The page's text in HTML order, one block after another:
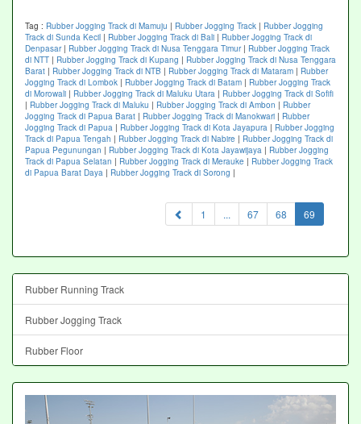
Tag : Rubber Jogging Track di Mamuju | Rubber Jogging Track | Rubber Jogging
Track di Sunda Kecil | Rubber Jogging Track di Bali | Rubber Jogging Track di
Denpasar| Rubber Jogging Track di Nusa Tenggara Timur| Rubber Jogging Track
di NTT | Rubber Jogging Track di Kupang | Rubber Jogging Track di Nusa Tenggara
Barat | Rubber Jogging Track di NTB | Rubber Jogging Track di Mataram | Rubber
Jogging Track di Lombok | Rubber Jogging Track di Batam | Rubber Jogging Track
di Morowali | Rubber Jogging Track di Maluku Utara | Rubber Jogging Track di Sofifi
| Rubber Jogging Track di Maluku | Rubber Jogging Track di Ambon | Rubber
Jogging Track di Papua Barat | Rubber Jogging Track di Manokwari | Rubber
Jogging Track di Papua | Rubber Jogging Track di Kota Jayapura | Rubber Jogging
Track di Papua Tengah | Rubber Jogging Track di Nabire | Rubber Jogging Track di
Papua Pegunungan | Rubber Jogging Track di Kota Jayawijaya | Rubber Jogging
Track di Papua Selatan | Rubber Jogging Track di Merauke | Rubber Jogging Track
di Papua Barat Daya | Rubber Jogging Track di Sorong |
1 ... 67 68 69
Rubber Running Track
Rubber Jogging Track
Rubber Floor